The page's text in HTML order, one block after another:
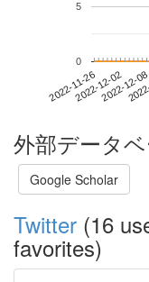
2022-11-262022-12-022022-12-08
0
5
外部データ
Google Scholar
Twitter (16
favorites)